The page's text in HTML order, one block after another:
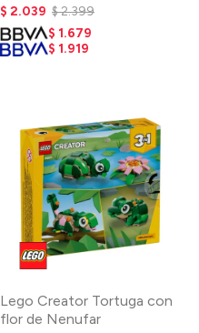
$ 2.039 $2.399
$ 1.679
$ 1.919
Lego Creator Tortuga con
flor de Nenufar